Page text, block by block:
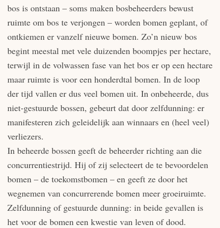
bos is ontstaan – soms maken bosbeheerders bewust
ruimte om bos te verjongen – worden bomen geplant, of
ontkiemen er vanzelf nieuwe bomen. Zo’n nieuw bos
begint meestal met vele duizenden boompjes per hectare,
terwijl in de volwassen fase van het bos er op een hectare
maar ruimte is voor een honderdtal bomen. In de loop
der tijd vallen er dus veel bomen uit. In onbeheerde, dus
niet-gestuurde bossen, gebeurt dat door zelfdunning: er
manifesteren zich geleidelijk aan winnaars en (heel veel)
verliezers.
In beheerde bossen geeft de beheerder richting aan die
concurrentiestrijd. Hij of zij selecteert de te bevoordelen
bomen – de toekomstbomen – en geeft ze door het
wegnemen van concurrerende bomen meer groeiruimte.
Zelfdunning of gestuurde dunning: in beide gevallen is
het voor de bomen een kwestie van leven of dood.